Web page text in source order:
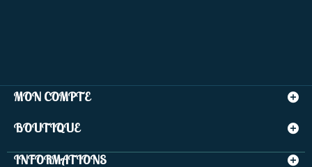
MON COMPTE
BOUTIQUE
INFORMATIONS